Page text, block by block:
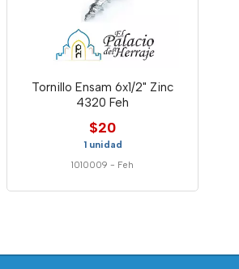
Tornillo Ensam 6x1/2" Zinc
4320 Feh
$20
1 unidad
1010009 - Feh